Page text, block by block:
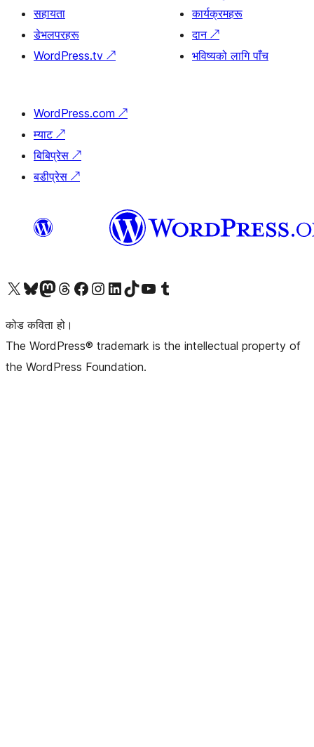
सहायता
डेभलपरहरू
WordPress.tv ↗
कार्यक्रमहरू
दान ↗
भविष्यको लागि पाँच
WordPress.com ↗
म्याट ↗
बिबिप्रेस ↗
बडीप्रेस ↗
हाम्रो X (पहिले ट्विटर) खातामा जानुहोस्
हाम्रो Bluesky खाता भ्रमण गर्नुहोस्
हाम्रो म्यास्टोडन खाता भ्रमण गर्नुहोस्
हाम्रो थ्रेड्स खातामा जानुहोस्
हाम्रो फेसबुक पेजमा जानुहोस्
हाम्रो इन्स्टाग्राम खातामा जानुहोस्
हाम्रो लिङ्क्डइन खातामा जानुहोस्
हाम्रो TikTok खाता भ्रमण गर्नुहोस्
हाम्रो युट्युब च्यानलमा जानुहोस्
हाम्रो टम्बलर खाता भ्रमण गर्नुहोस्
कोड कविता हो।
The WordPress® trademark is the intellectual property of
the WordPress Foundation.